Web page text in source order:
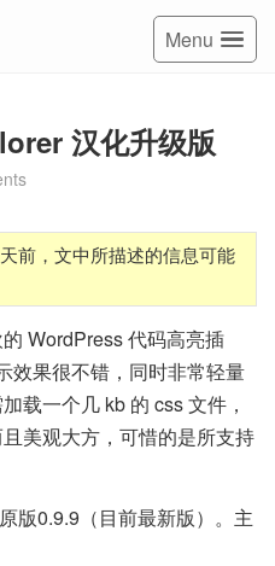
Menu
汉化升级版
前，文中所描述的信息可能
WordPress 代码高亮插
效果很不错，同时非常轻量
载一个几 kb 的 css 文件，
美观大方，可惜的是所支持
版0.9.9（目前最新版）。主